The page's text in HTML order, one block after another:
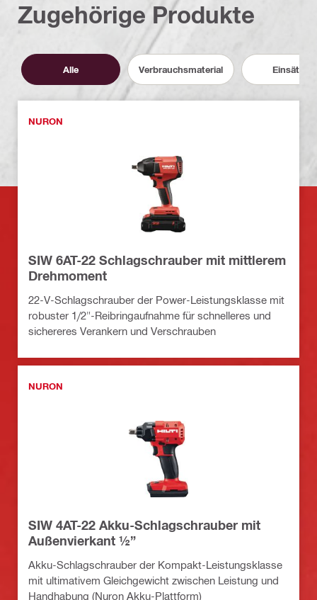
Zugehörige Produkte
Alle Verbrauchsmaterial Einsätze
NURON
SIW 6AT-22 Schlagschrauber mit mittlerem
Drehmoment
22-V-Schlagschrauber der Power-Leistungsklasse mit
robuster 1/2"-Reibringaufnahme für schnelleres und
sichereres Verankern und Verschrauben
NURON
SIW 4AT-22 Akku-Schlagschrauber mit
Außenvierkant ½”
Akku-Schlagschrauber der Kompakt-Leistungsklasse
mit ultimativem Gleichgewicht zwischen Leistung und
Handhabung (Nuron Akku-Plattform)